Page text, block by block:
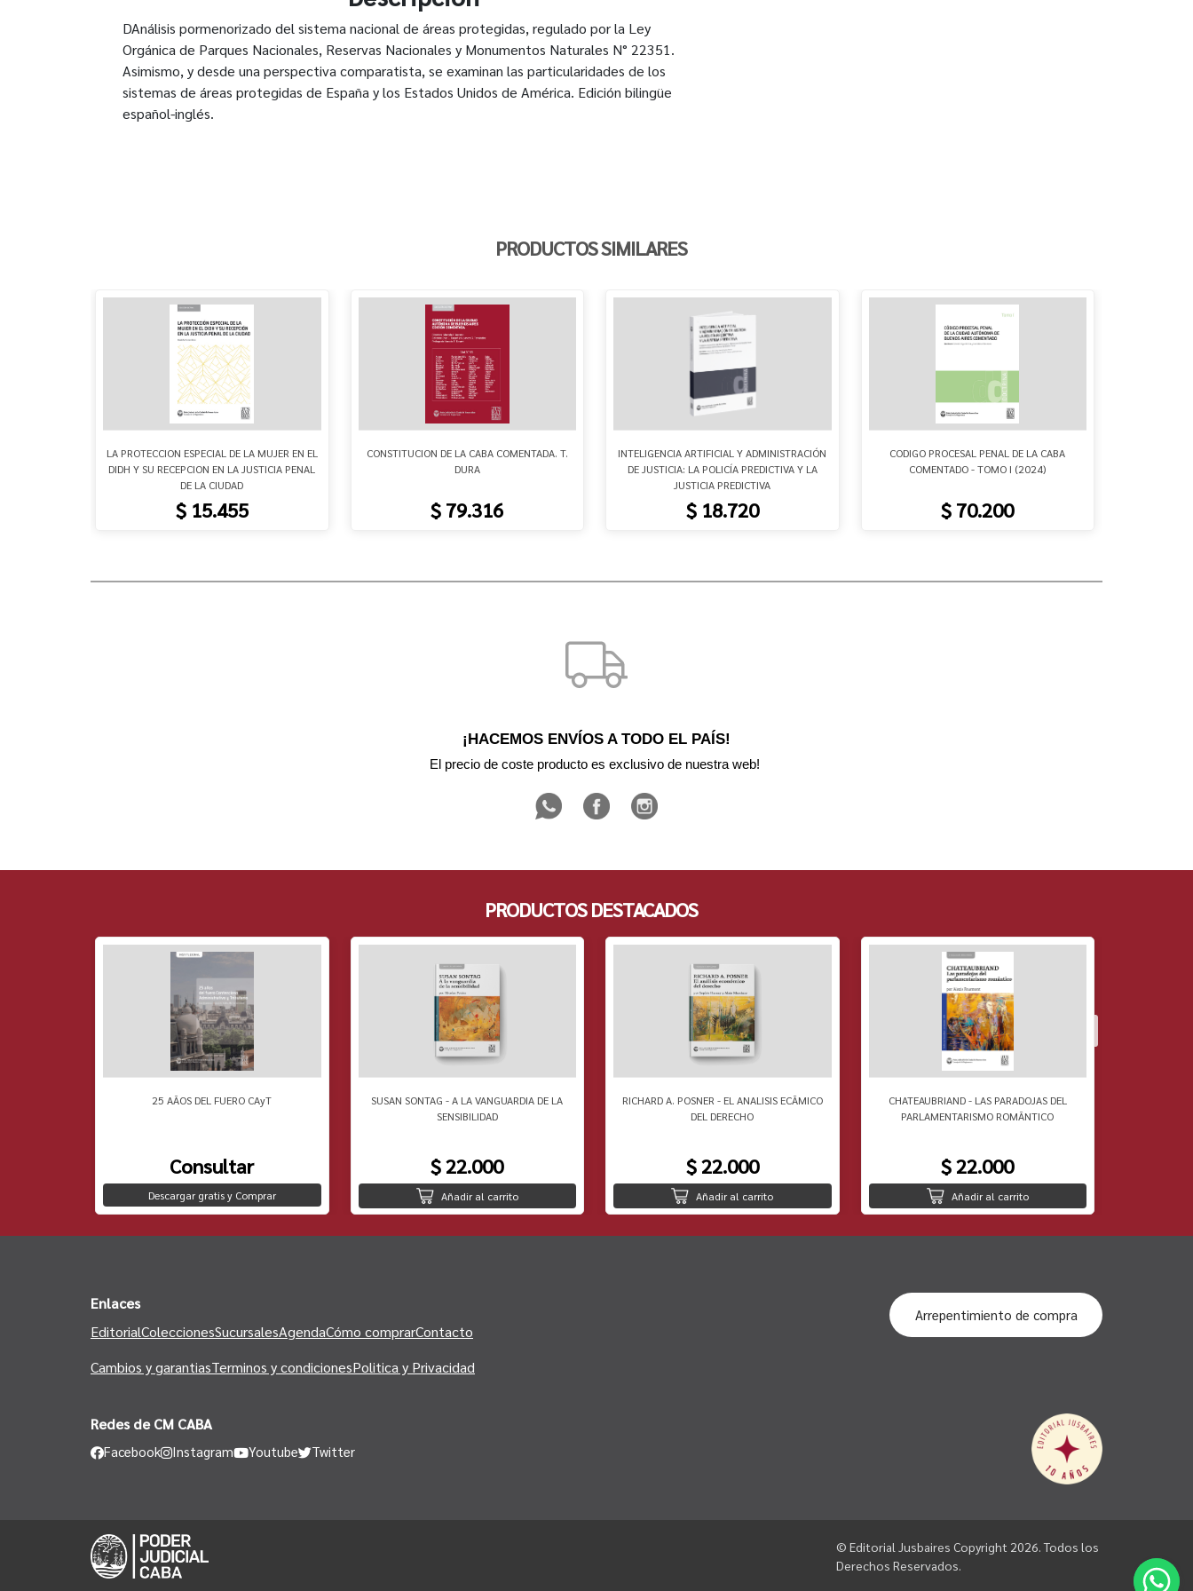
DAnálisis pormenorizado del sistema nacional de áreas protegidas, regulado por la Ley
Orgánica de Parques Nacionales, Reservas Nacionales y Monumentos Naturales N° 22351.
Asimismo, y desde una perspectiva comparatista, se examinan las particularidades de los
sistemas de áreas protegidas de España y los Estados Unidos de América. Edición bilingüe
español-inglés.
PRODUCTOS SIMILARES
LA PROTECCION ESPECIAL DE LA MUJER EN EL
DIDH Y SU RECEPCION EN LA JUSTICIA PENAL
DE LA CIUDAD
$ 15.455
CONSTITUCION DE LA CABA COMENTADA. T.
DURA
$ 79.316
INTELIGENCIA ARTIFICIAL Y ADMINISTRACIÓN
DE JUSTICIA: LA POLICÍA PREDICTIVA Y LA
JUSTICIA PREDICTIVA
$ 18.720
CODIGO PROCESAL PENAL DE LA CABA
COMENTADO - TOMO I (2024)
$ 70.200
¡HACEMOS ENVÍOS A TODO EL PAÍS!
El precio de coste producto es exclusivo de nuestra web!
PRODUCTOS DESTACADOS
25 AÃOS DEL FUERO CAyT
Consultar
Descargar gratis y Comprar
SUSAN SONTAG - A LA VANGUARDIA DE LA
SENSIBILIDAD
$ 22.000
Añadir al carrito
RICHARD A. POSNER - EL ANALISIS ECÃMICO
DEL DERECHO
$ 22.000
Añadir al carrito
CHATEAUBRIAND - LAS PARADOJAS DEL
PARLAMENTARISMO ROMÃNTICO
$ 22.000
Añadir al carrito
Enlaces
EditorialColeccionesSucursalesAgendaCómo comprarContacto
Cambios y garantiasTerminos y condicionesPolitica y Privacidad
Arrepentimiento de compra
Redes de CM CABA
Facebook Instagram Youtube Twitter
© Editorial Jusbaires Copyright 2026. Todos los
Derechos Reservados.